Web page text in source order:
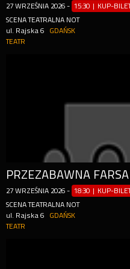
27 WRZEŚNIA 2026 - 15:30 | KUP-
SCENA TEATRALNA NOT
ul. Rajska 6
GDAŃSK
TEATR
27 WRZEŚNIA 2026 - 18:30 | KUP-
SCENA TEATRALNA NOT
ul. Rajska 6
GDAŃSK
TEATR